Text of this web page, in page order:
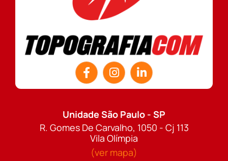
Unidade São Paulo - SP
R. Gomes De Carvalho, 1050 - Cj 113
Vila Olímpia
(ver mapa)